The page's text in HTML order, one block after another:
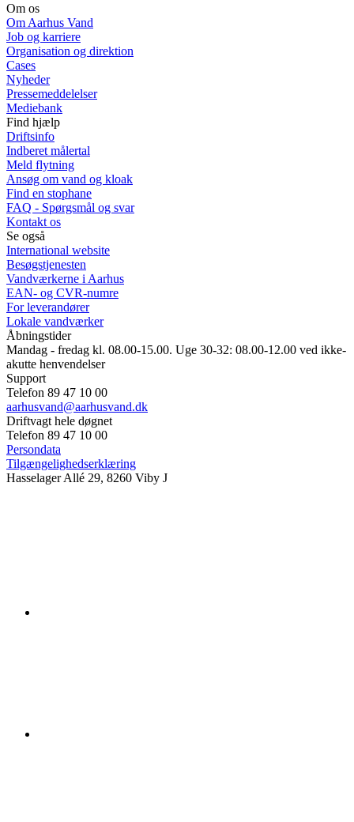
Om os
Om Aarhus Vand
Job og karriere
Organisation og direktion
Cases
Nyheder
Pressemeddelelser
Mediebank
Find hjælp
Driftsinfo
Indberet målertal
Meld flytning
Ansøg om vand og kloak
Find en stophane
FAQ - Spørgsmål og svar
Kontakt os
Se også
International website
Besøgstjenesten
Vandværkerne i Aarhus
EAN- og CVR-numre
For leverandører
Lokale vandværker
Åbningstider
Mandag - fredag kl. 08.00-15.00. Uge 30-32: 08.00-12.00 ved ikke-
akutte henvendelser
Support
Telefon 89 47 10 00
aarhusvand@aarhusvand.dk
Driftvagt hele døgnet
Telefon 89 47 10 00
Persondata
Tilgængelighedserklæring
Hasselager Allé 29, 8260 Viby J